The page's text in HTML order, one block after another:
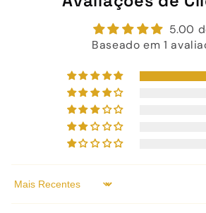
5.00
Baseado em 1
Sort by